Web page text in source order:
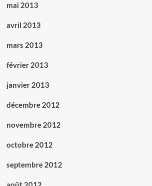
mai 2013
avril 2013
mars 2013
février 2013
janvier 2013
décembre 2012
novembre 2012
octobre 2012
septembre 2012